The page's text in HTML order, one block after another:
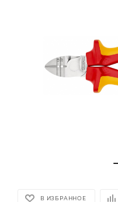
В ИЗБРАННОЕ